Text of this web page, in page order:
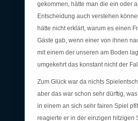
gekommen, hätte man die ein oder
Entscheidung auch verstehen
hätte nicht erklärt, warum es einen
Gäste gab, wenn einer von ihnen
mit einem der unseren am Boden
umgekehrt das konstant nicht der
Zum Glück war da nichts
aber das war schon sehr dürftig,
in einem an sich sehr fairen Spiel
reagierte er in der einzigen hitzigen